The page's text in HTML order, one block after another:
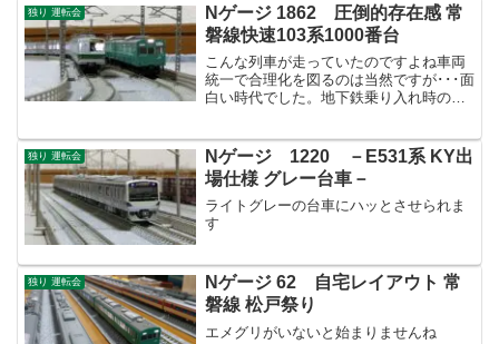
独り 運転会
Nゲージ 1862 圧倒的存在感 常
磐線快速103系1000番台
こんな列車が走っていたのですよね車両
統一で合理化を図るのは当然ですが･･･面
白い時代でした。地下鉄乗り入れ時のエ
独り 運転会
Nゲージ 1220 －E531系 KY出
場仕様 グレー台車－
ライトグレーの台車にハッとさせられま
す
独り 運転会
Nゲージ 62 自宅レイアウト 常
磐線 松戸祭り
エメグリがいないと始まりませんね